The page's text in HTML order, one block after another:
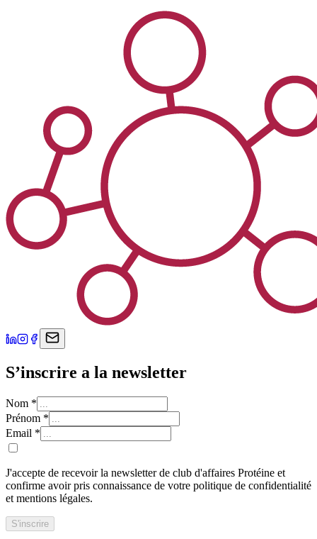
S’inscrire a la newsletter
Nom *
Prénom *
Email *
J'accepte de recevoir la newsletter de club d'affaires Protéine et
confirme avoir pris connaissance de votre politique de confidentialité
et mentions légales.
S'inscrire